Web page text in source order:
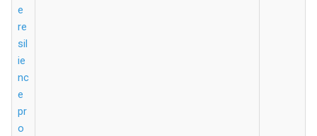
e
re
sil
ie
nc
e
pr
o